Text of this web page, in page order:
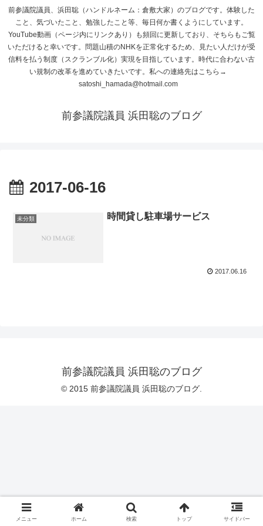
前参議院議員、浜田聡（ハンドルネーム：倉敷大家）のブログです。体験した
こと、気づいたこと、勉強したこと等、毎日何か書くようにしています。
YouTube動画（ページ内にリンクあり）も頻回に更新しており、そちらもご覧
いただけると幸いです。問題山積のNHKを正常化するため、見たい人だけが受
信料を払う制度（スクランブル化）実現を目指しています。時代に合わない古
い規制の改革を進めていきたいです。私への連絡先はこちら→
satoshi_hamada@hotmail.com
前参議院議員 浜田聡のブログ
2017-06-16
未分類 時間貸し駐車場サービス
2017.06.16
前参議院議員 浜田聡のブログ
© 2015 前参議院議員 浜田聡のブログ.
メニュー ホーム 検索 トップ サイドバー